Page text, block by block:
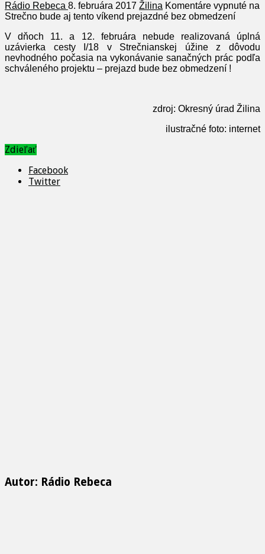
Rádio Rebeca 8. februára 2017 Žilina Komentáre vypnuté na
Strečno bude aj tento víkend prejazdné bez obmedzení
V dňoch 11. a 12. februára nebude realizovaná úplná
uzávierka cesty I/18 v Strečnianskej úžine z dôvodu
nevhodného počasia na vykonávanie sanačných prác podľa
schváleného projektu – prejazd bude bez obmedzení !
zdroj: Okresný úrad Žilina
ilustračné foto: internet
Zdieľať
Facebook
Twitter
Autor: Rádio Rebeca